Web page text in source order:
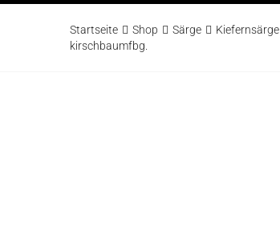
Startseite Shop Särge Kiefernsärge
kirschbaumfbg.